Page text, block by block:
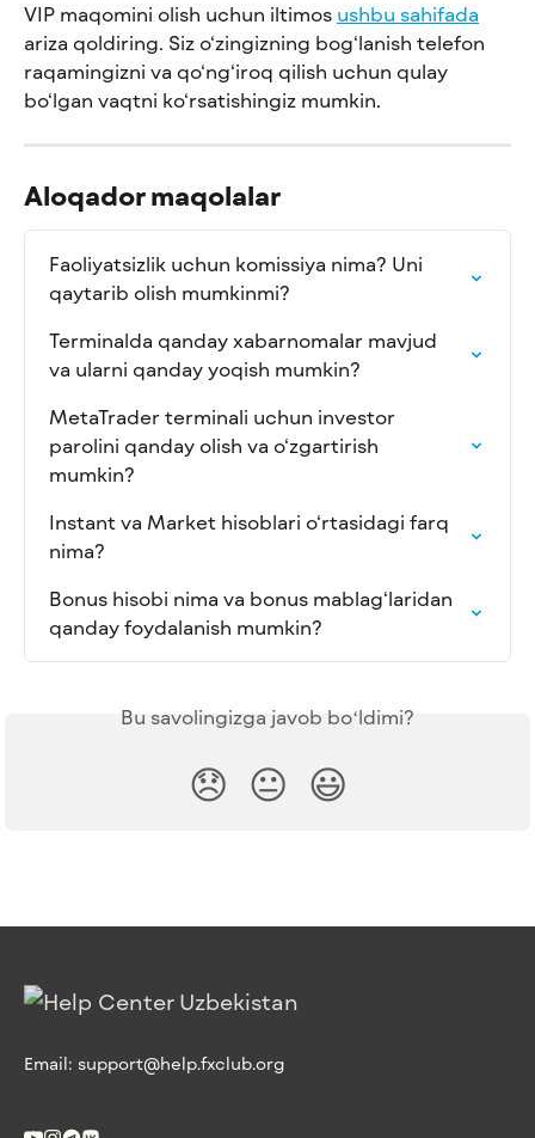
VIP maqomini olish uchun iltimos ushbu sahifada
ariza qoldiring. Siz o‘zingizning bog‘lanish telefon
raqamingizni va qo‘ng‘iroq qilish uchun qulay
bo‘lgan vaqtni ko‘rsatishingiz mumkin.
Aloqador maqolalar
Faoliyatsizlik uchun komissiya nima? Uni
qaytarib olish mumkinmi?
Terminalda qanday xabarnomalar mavjud
va ularni qanday yoqish mumkin?
MetaTrader terminali uchun investor
parolini qanday olish va o‘zgartirish
mumkin?
Instant va Market hisoblari o‘rtasidagi farq
nima?
Bonus hisobi nima va bonus mablag‘laridan
qanday foydalanish mumkin?
Bu savolingizga javob boʻldimi?
😞 😐 😃
Email: support@help.fxclub.org